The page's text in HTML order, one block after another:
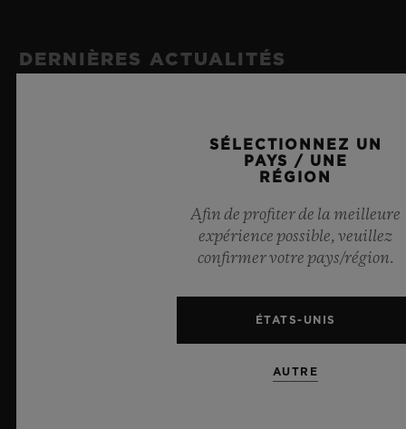
RÉSERVE DE MARCHE
FERMOIR
DERNIÈRES ACTUALITÉS
SÉLECTIONNEZ UN
PAYS / UNE
RÉGION
Afin de profiter de la meilleure
expérience possible, veuillez
confirmer votre pays/région.
ÉTATS-UNIS
AUTRE